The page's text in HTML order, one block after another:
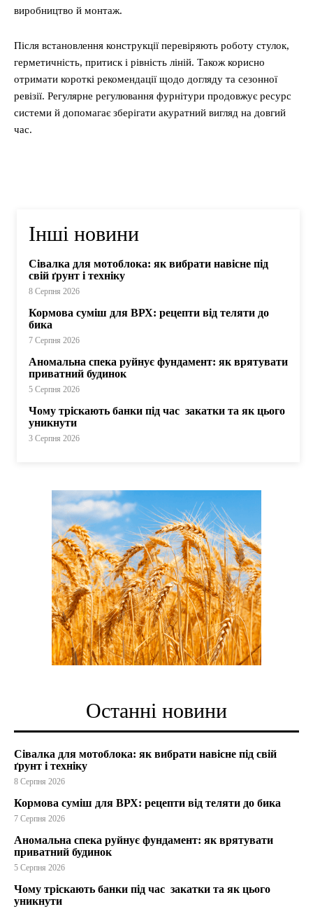
виробництво й монтаж.
Після встановлення конструкції перевіряють роботу стулок,
герметичність, притиск і рівність ліній. Також корисно
отримати короткі рекомендації щодо догляду та сезонної
ревізії. Регулярне регулювання фурнітури продовжує ресурс
системи й допомагає зберігати акуратний вигляд на довгий
час.
Інші новини
Сівалка для мотоблока: як вибрати навісне під
свій ґрунт і техніку
8 Серпня 2026
Кормова суміш для ВРХ: рецепти від теляти до
бика
7 Серпня 2026
Аномальна спека руйнує фундамент: як врятувати
приватний будинок
5 Серпня 2026
Чому тріскають банки під час закатки та як цього
уникнути
3 Серпня 2026
Останні новини
Сівалка для мотоблока: як вибрати навісне під свій
ґрунт і техніку
8 Серпня 2026
Кормова суміш для ВРХ: рецепти від теляти до бика
7 Серпня 2026
Аномальна спека руйнує фундамент: як врятувати
приватний будинок
5 Серпня 2026
Чому тріскають банки під час закатки та як цього
уникнути